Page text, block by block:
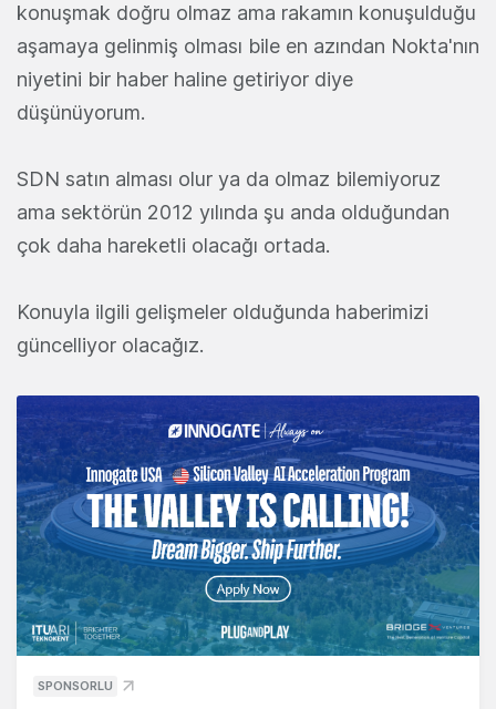
konuşmak doğru olmaz ama rakamın konuşulduğu
aşamaya gelinmiş olması bile en azından Nokta'nın
niyetini bir haber haline getiriyor diye
düşünüyorum.
SDN satın alması olur ya da olmaz bilemiyoruz
ama sektörün 2012 yılında şu anda olduğundan
çok daha hareketli olacağı ortada.
Konuyla ilgili gelişmeler olduğunda haberimizi
güncelliyor olacağız.
SPONSORLU